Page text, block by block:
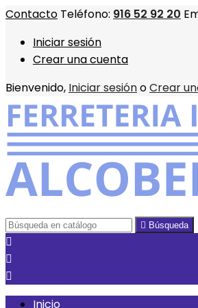
Contacto Teléfono: 916 52 92 20
Iniciar sesión
Crear una cuenta
Bienvenido, Iniciar sesiónoCrear
 Búsqueda



Inicio